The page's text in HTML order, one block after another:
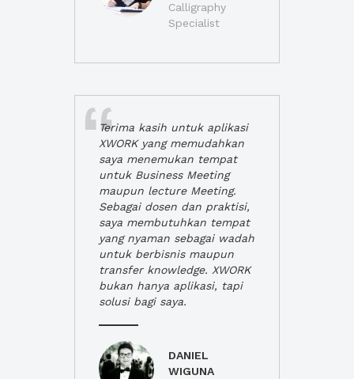
Calligraphy
Specialist
Terima kasih untuk aplikasi
XWORK yang memudahkan
saya menemukan tempat
untuk Business Meeting
maupun lecture Meeting.
Sebagai dosen dan praktisi,
saya membutuhkan tempat
yang nyaman sebagai wadah
untuk berbisnis maupun
transfer knowledge. XWORK
bukan hanya aplikasi, tapi
solusi bagi saya.
DANIEL
WIGUNA